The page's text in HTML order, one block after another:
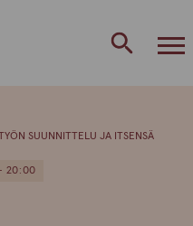
20:00
SUUNNITTELU JA ITSENSÄ